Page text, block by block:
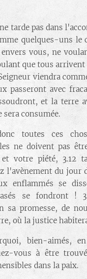
tarde pas dans
quelques-uns
envers vous, ne
que tous arrivent
viendra
passeront avec
et la terre
consumée.
toutes ces
ne doivent pas
votre piété, 3.12
l'avènement du jour
enflammés se
se fondront !
sa promesse, de
où la justice
bien-aimés,
vous à être
dans la paix.